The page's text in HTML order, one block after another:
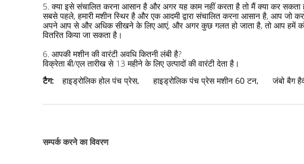
5. क्या इसे संचालित करना आसान है और अगर यह काम नहीं करता है तो मैं क्या कर सकता
सबसे पहले, हमारी मशीन स्थिर है और एक आदमी द्वारा संचालित करना आसान है, आप
अपने आप से और अधिक सीखने के लिए आएं, और अगर कुछ गलत हो जाता है, तो आप हमें
वितरित किया जा सकता है।
6. आपकी मशीन की वारंटी अवधि कितनी लंबी है?
विक्रेता बी/एल तारीख से 13 महीने के लिए उत्पादों की वारंटी देता है।
टैग:
हाइड्रोलिक होल पंच प्रेस, हाइड्रोलिक पंच प्रेस मशीन 60 टन, जंबो बैग
सम्पर्क करने का विवरण